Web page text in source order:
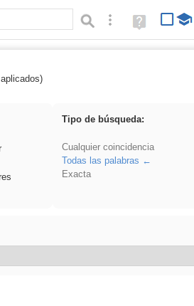
Búsqueda avanzada
Ayuda
(en
Tipo de búsqueda:
Cualquier coincidencia
Todas las palabras
Exacta